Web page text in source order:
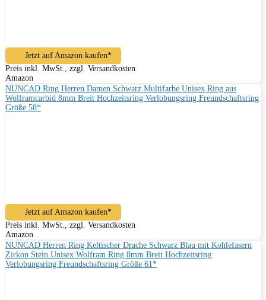
Jetzt auf Amazon kaufen*
Preis inkl. MwSt., zzgl. Versandkosten
Amazon
NUNCAD Ring Herren Damen Schwarz Multifarbe Unisex Ring aus
Wolframcarbid 8mm Breit Hochzeitsring Verlobungsring Freundschaftsring
Größe 58*
Jetzt auf Amazon kaufen*
Preis inkl. MwSt., zzgl. Versandkosten
Amazon
NUNCAD Herren Ring Keltischer Drache Schwarz Blau mit Kohlefasern
Zirkon Stein Unisex Wolfram Ring 8mm Breit Hochzeitsring
Verlobungsring Freundschaftsring Größe 61*